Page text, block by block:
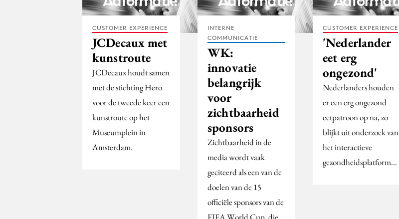
CUSTOMER EXPERIENCE
JCDecaux met
kunstroute
JCDecaux houdt samen
met de stichting Hero
voor de tweede keer een
kunstroute op het
Museumplein in
Amsterdam.
INTERNE
COMMUNICATIE
WK:
innovatie
belangrijk
voor
zichtbaarheid
sponsors
Zichtbaarheid in de
media wordt vaak
geciteerd als een van de
doelen van de 15
officiële sponsors van de
CUSTOMER EXPERIENCE
'Nederlander
eet erg
ongezond'
Nederlanders houden
er een erg ongezond
eetpatroon op na, zo
blijkt uit onderzoek van
het interactieve
gezondheidsplatform…